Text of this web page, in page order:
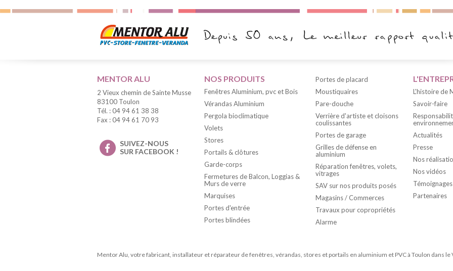
MENTOR ALU
2 Vieux chemin de Sainte Musse
83100 Toulon
Tél. : 04 94 61 38 38
Fax : 04 94 61 70 93
SUIVEZ-NOUS
SUR FACEBOOK !
NOS PRODUITS
Fenêtres Aluminium, pvc et Bois
Vérandas Aluminium
Pergola bioclimatique
Volets
Stores
Portails & clôtures
Garde-corps
Fermetures de Balcon, Loggias &
Murs de verre
Marquises
Portes d'entrée
Portes blindées
Portes de placard
Moustiquaires
Pare-douche
Verrière d'artiste et cloisons
coulissantes
Portes de garage
Grilles de défense en
aluminium
Réparation fenêtres, volets,
vitrages
SAV sur nos produits posés
Magasins / Commerces
Travaux pour copropriétés
Alarme
L'histoire de
Savoir-faire
Actualités
Presse
Nos
Nos vidéos
Témoignages
Partenaires
Mentor Alu, votre fabricant, installateur et réparateur de fenêtres, vérandas, stores et portails en aluminium et PVC à Toulon dans le